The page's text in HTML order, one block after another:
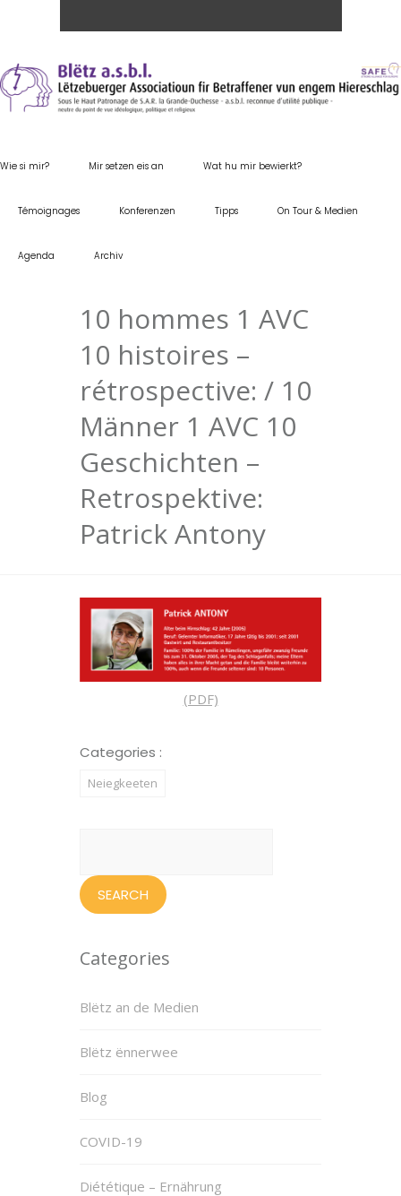
Wie si mir? Mir setzen eis an Wat hu mir bewierkt?
Témoignages Konferenzen Tipps On Tour & Medien
Agenda Archiv
10 hommes 1 AVC
10 histoires –
rétrospective: / 10
Männer 1 AVC 10
Geschichten –
Retrospektive:
Patrick Antony
(PDF)
Categories :
Neiegkeeten
Categories
Blëtz an de Medien
Blëtz ënnerwee
Blog
COVID-19
Diététique – Ernährung